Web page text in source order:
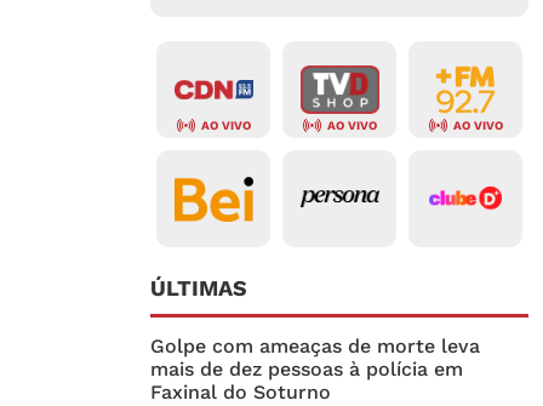
AO VIVO AO VIVO AO VIVO
ÚLTIMAS
Golpe com ameaças de morte leva
mais de dez pessoas à polícia em
Faxinal do Soturno